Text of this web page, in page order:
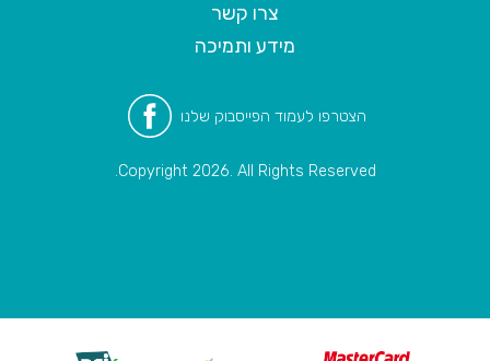
צרו קשר
מידע ותמיכה
הצטרפו לעמוד הפייסבוק שלנו
Copyright 2026. All Rights Reserved.